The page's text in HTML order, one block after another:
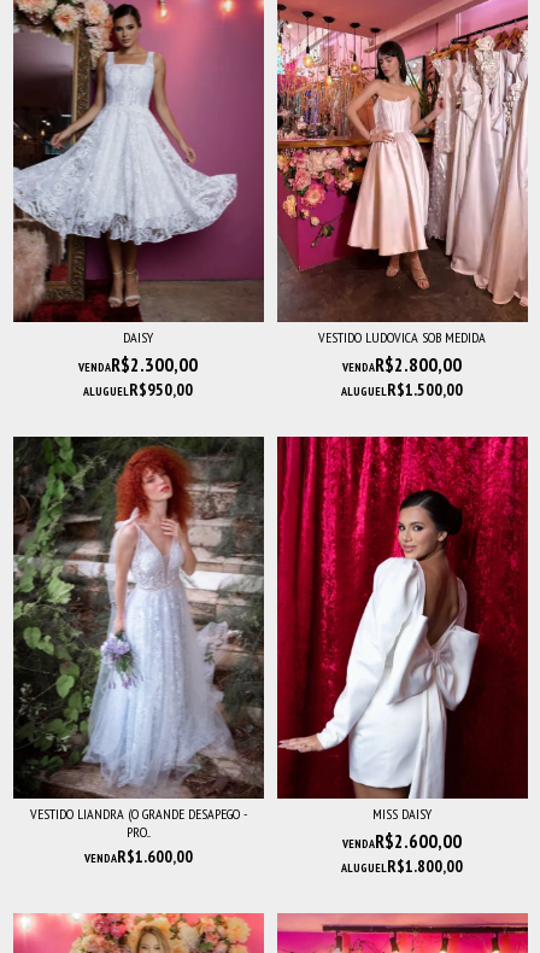
DAISY
VENDAR$2.300,00
ALUGUELR$950,00
VESTIDO LUDOVICA SOB MEDIDA
VENDAR$2.800,00
ALUGUELR$1.500,00
VESTIDO LIANDRA (O GRANDE DESAPEGO -
PRO...
VENDAR$1.600,00
MISS DAISY
VENDAR$2.600,00
ALUGUELR$1.800,00